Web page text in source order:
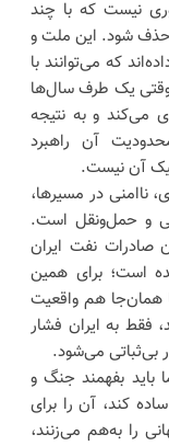
نیست که با چند
حذف شود. این ملت و
که می‌توانند با
وقتی یک طرف سال‌ها
می‌کند و به نتیجه
آن راهبرد
آن نیست.
ناامنی در مسیرها،
و حمل‌ونقل است.
نفت ایران
است؛ برای همین
همان‌جا هم واقعیت
فقط به ایران فشار
بی‌ثباتی می‌شود.
بفهمند جنگ و
کند، آن را برای
را به‌هم می‌زنند،